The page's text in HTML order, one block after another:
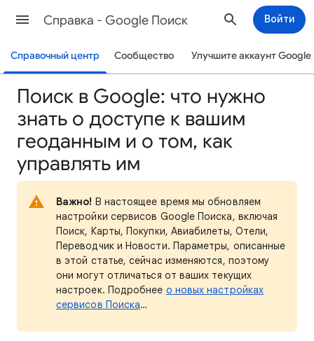
Cправка - Google Поиск Войти
Справочный центр Сообщество Улучшите аккаунт Google
Поиск в Google: что нужно
знать о доступе к вашим
геоданным и о том, как
управлять им
Важно! В настоящее время мы обновляем
настройки сервисов Google Поиска, включая
Поиск, Карты, Покупки, Авиабилеты, Отели,
Переводчик и Новости. Параметры, описанные
в этой статье, сейчас изменяются, поэтому
они могут отличаться от ваших текущих
настроек. Подробнее о новых настройках
сервисов Поиска…